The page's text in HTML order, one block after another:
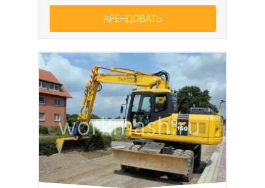
АРЕНДОВАТЬ